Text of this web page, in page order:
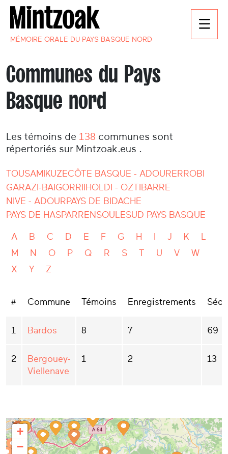
MÉMOIRE ORALE DU PAYS BASQUE NORD
Communes du Pays
Basque nord
Les témoins de 138 communes sont
répertoriés sur Mintzoak.eus .
TOUSAMIKUZECÔTE BASQUE - ADOURERROBI
GARAZI-BAIGORRI IHOLDI - OZTIBARRE
NIVE - ADOURPAYS DE BIDACHE
PAYS DE HASPARREN SOULESUD PAYS BASQUE
A B C D E F G H J K
L
M
N O P Q R S T U V
W
X
Y Z
# Commune Témoins Enregistrements
1 Bardos 8 7 69
2
Bergouey-
Viellenave
1 2 13
+
−